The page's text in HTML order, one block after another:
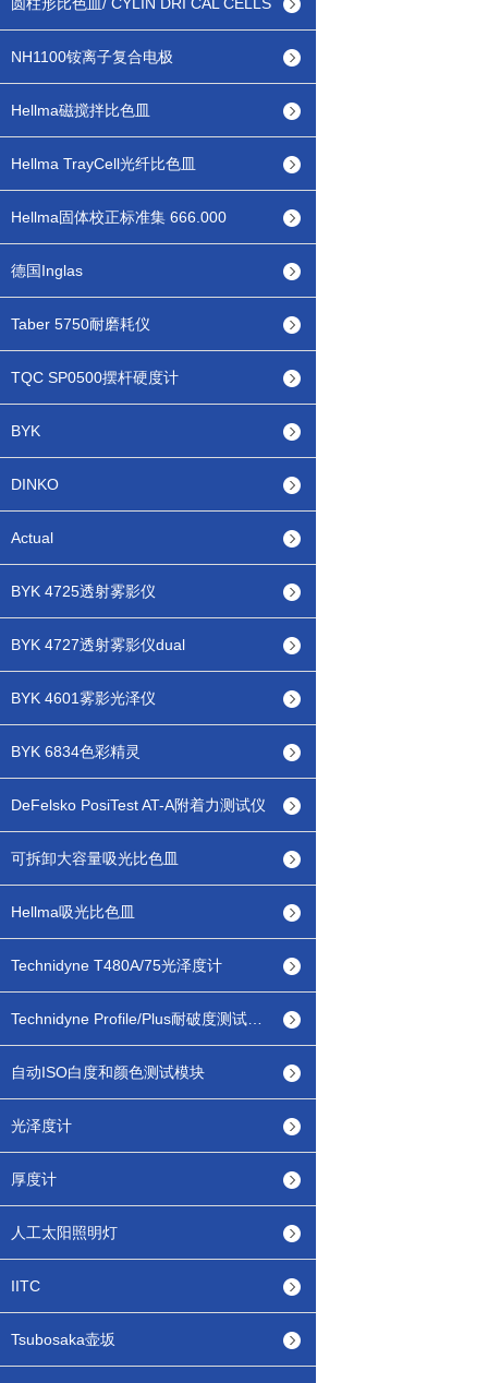
NH1100铵离子复合电极
Hellma磁搅拌比色皿
Hellma TrayCell光纤比色皿
Hellma固体校正标准集 666.000
德国Inglas
Taber 5750耐磨耗仪
TQC SP0500摆杆硬度计
BYK
DINKO
Actual
BYK 4725透射雾影仪
BYK 4727透射雾影仪dual
BYK 4601雾影光泽仪
BYK 6834色彩精灵
DeFelsko PosiTest AT-A附着力测试仪
可拆卸大容量吸光比色皿
Hellma吸光比色皿
Technidyne T480A/75光泽度计
自动ISO白度和颜色测试模块
光泽度计
厚度计
人工太阳照明灯
IITC
Tsubosaka壶坂